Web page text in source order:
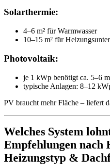
Solarthermie:
4–6 m² für Warmwasser
10–15 m² für
Photovoltaik:
je 1 kWp benötigt ca. 5–6
typische Anlagen: 8–12
PV braucht mehr Fläche – liefert
Welches System
Empfehlungen nach
Heizungstyp &